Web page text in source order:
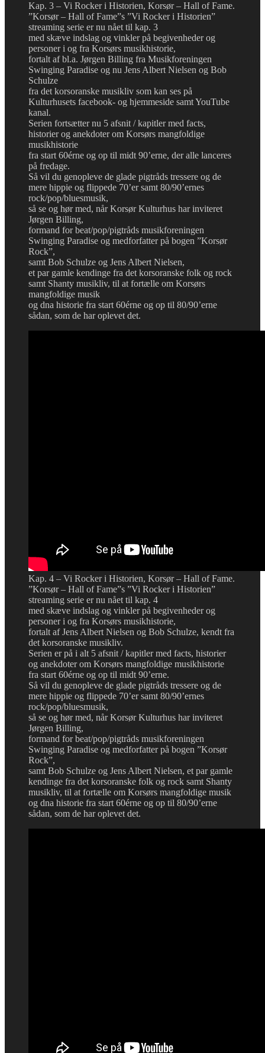
Kap. 3 – Vi Rocker i Historien, Korsør – Hall of Fame.
”Korsør – Hall of Fame”s ”Vi Rocker i Historien”
streaming serie er nu nået til kap. 3
med skæve indslag og vinkler på begivenheder og
personer i og fra Korsørs musikhistorie,
fortalt af bl.a. Jørgen Billing fra Musikforeningen
Swinging Paradise og nu Jens Albert Nielsen og Bob
Schulze
fra det korsoranske musikliv som kan ses på
Kulturhusets facebook- og hjemmeside samt YouTube
kanal.
Serien fortsætter nu 5 afsnit / kapitler med facts,
historier og anekdoter om Korsørs mangfoldige
musikhistorie
fra start 60érne og op til midt 90’erne, der alle lanceres
på fredage.
Så vil du genopleve de glade pigtråds tressere og de
mere hippie og flippede 70’er samt 80/90’ernes
rock/pop/bluesmusik,
så se og hør med, når Korsør Kulturhus har inviteret
Jørgen Billing,
formand for beat/pop/pigtråds musikforeningen
Swinging Paradise og medforfatter på bogen ”Korsør
Rock”,
samt Bob Schulze og Jens Albert Nielsen,
et par gamle kendinge fra det korsoranske folk og rock
samt Shanty musikliv, til at fortælle om Korsørs
mangfoldige musik
og dna historie fra start 60érne og op til 80/90’erne
sådan, som de har oplevet det.
Kap. 4 – Vi Rocker i Historien, Korsør – Hall of Fame.
”Korsør – Hall of Fame”s ”Vi Rocker i Historien”
streaming serie er nu nået til kap. 4
med skæve indslag og vinkler på begivenheder og
personer i og fra Korsørs musikhistorie,
fortalt af Jens Albert Nielsen og Bob Schulze, kendt fra
det korsoranske musikliv.
Serien er på i alt 5 afsnit / kapitler med facts, historier
og anekdoter om Korsørs mangfoldige musikhistorie
fra start 60érne og op til midt 90’erne.
Så vil du genopleve de glade pigtråds tressere og de
mere hippie og flippede 70’er samt 80/90’ernes
rock/pop/bluesmusik,
så se og hør med, når Korsør Kulturhus har inviteret
Jørgen Billing,
formand for beat/pop/pigtråds musikforeningen
Swinging Paradise og medforfatter på bogen ”Korsør
Rock”,
samt Bob Schulze og Jens Albert Nielsen, et par gamle
kendinge fra det korsoranske folk og rock samt Shanty
musikliv, til at fortælle om Korsørs mangfoldige musik
og dna historie fra start 60érne og op til 80/90’erne
sådan, som de har oplevet det.